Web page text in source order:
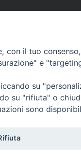
periodici.
il tuo
e
su
su "rifiuta" o
sono